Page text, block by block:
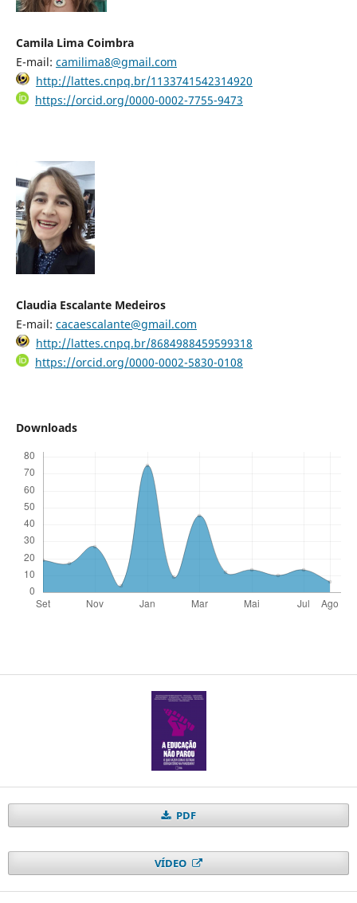
Camila Lima Coimbra
E-mail: camilima8@gmail.com
http://lattes.cnpq.br/1133741542314920
https://orcid.org/0000-0002-7755-9473
Claudia Escalante Medeiros
E-mail: cacaescalante@gmail.com
http://lattes.cnpq.br/8684988459599318
https://orcid.org/0000-0002-5830-0108
Downloads
PDF
VÍDEO